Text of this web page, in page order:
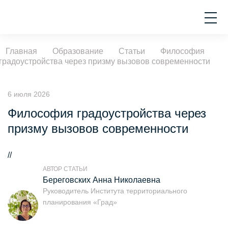
Главная Образование Статьи
Философия
через призму вызовов современности
6 июля 2026
Философия градоустройства через
призму вызовов современности
//
АВТОР СТАТЬИ
Береговских Анна Николаевна
Руководитель Института территориального
планирования «Град»